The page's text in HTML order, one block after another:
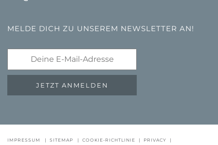
GUTSCHEINE FAQ - QUALITÄTSGARANTIE
MELDE DICH ZU UNSEREM NEWSLETTER AN!
JETZT ANMELDEN
IMPRESSUM | SITEMAP | COOKIE-RICHTLINIE | PRIVACY |